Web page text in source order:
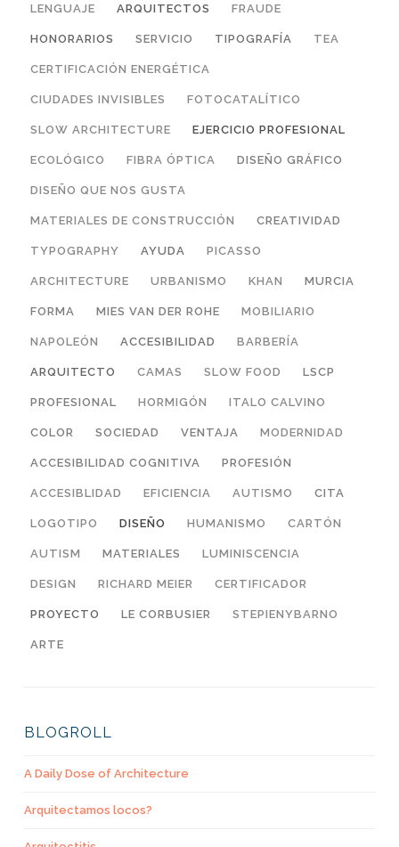
LENGUAJE ARQUITECTOS FRAUDE
HONORARIOS SERVICIO TIPOGRAFÍA TEA
CERTIFICACIÓN ENERGÉTICA
CIUDADES INVISIBLES FOTOCATALÍTICO
SLOW ARCHITECTURE EJERCICIO PROFESIONAL
ECOLÓGICO FIBRA ÓPTICA DISEÑO GRÁFICO
DISEÑO QUE NOS GUSTA
MATERIALES DE CONSTRUCCIÓN CREATIVIDAD
TYPOGRAPHY AYUDA PICASSO
ARCHITECTURE URBANISMO KHAN MURCIA
FORMA MIES VAN DER ROHE MOBILIARIO
NAPOLEÓN ACCESIBILIDAD BARBERÍA
ARQUITECTO CAMAS SLOW FOOD LSCP
PROFESIONAL HORMIGÓN ITALO CALVINO
COLOR SOCIEDAD VENTAJA MODERNIDAD
ACCESIBILIDAD COGNITIVA PROFESIÓN
ACCESIBLIDAD EFICIENCIA AUTISMO CITA
LOGOTIPO DISEÑO HUMANISMO CARTÓN
AUTISM MATERIALES LUMINISCENCIA
DESIGN RICHARD MEIER CERTIFICADOR
PROYECTO LE CORBUSIER STEPIENYBARNO
ARTE
BLOGROLL
A Daily Dose of Architecture
Arquitectamos locos?